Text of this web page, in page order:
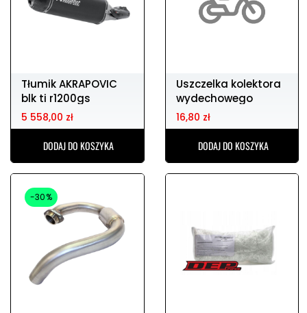
Tłumik AKRAPOVIC
blk ti r1200gs
5 558,00 zł
DODAJ DO KOSZYKA
Uszczelka kolektora
wydechowego
ATHENA (26x33x4)
16,80 zł
DODAJ DO KOSZYKA
-30%